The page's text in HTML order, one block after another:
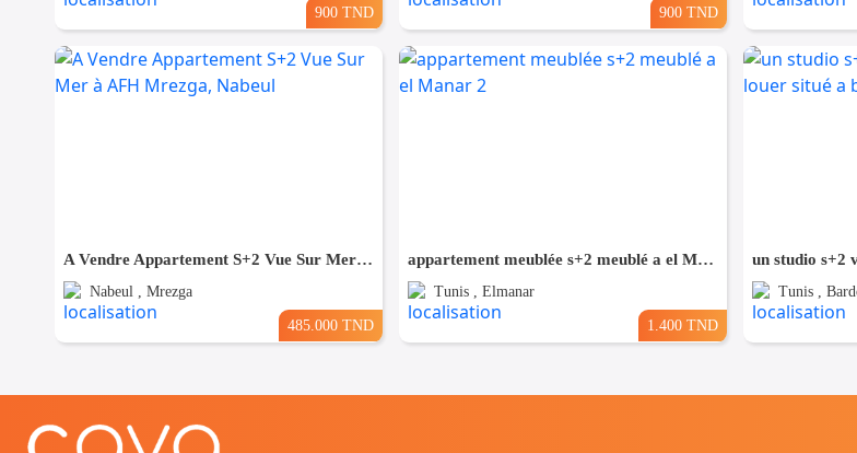
900 TND 900 TND
A Vendre Appartement S+2 Vue Sur Mer à AFH Mrezga, Nabeul
Nabeul , Mrezga
485.000 TND
appartement meublée s+2 meublé a el Manar 2
Tunis , Elmanar
1.400 TND
Tunis ,